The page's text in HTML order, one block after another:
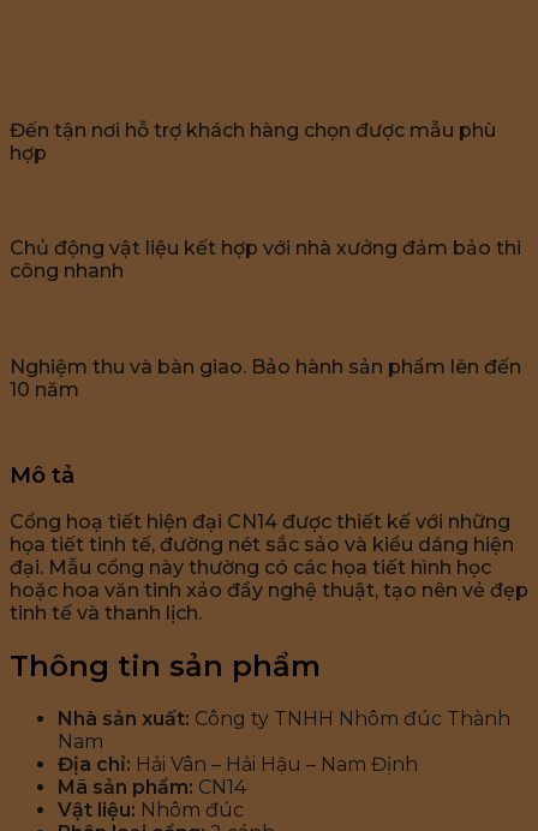
Đến tận nơi hỗ trợ khách hàng chọn được mẫu phù
hợp
Chủ động vật liệu kết hợp với nhà xưởng đảm bảo thi
công nhanh
Nghiệm thu và bàn giao. Bảo hành sản phẩm lên đến
10 năm
Mô tả
Cổng hoạ tiết hiện đại CN14 được thiết kế với những
họa tiết tinh tế, đường nét sắc sảo và kiểu dáng hiện
đại. Mẫu cổng này thường có các họa tiết hình học
hoặc hoa văn tinh xảo đầy nghệ thuật, tạo nên vẻ đẹp
tinh tế và thanh lịch.
Thông tin sản phẩm
Nhà sản xuất: Công ty TNHH Nhôm đúc Thành
Nam
Địa chỉ: Hải Vân – Hải Hậu – Nam Định
Mã sản phẩm: CN14
Vật liệu: Nhôm đúc